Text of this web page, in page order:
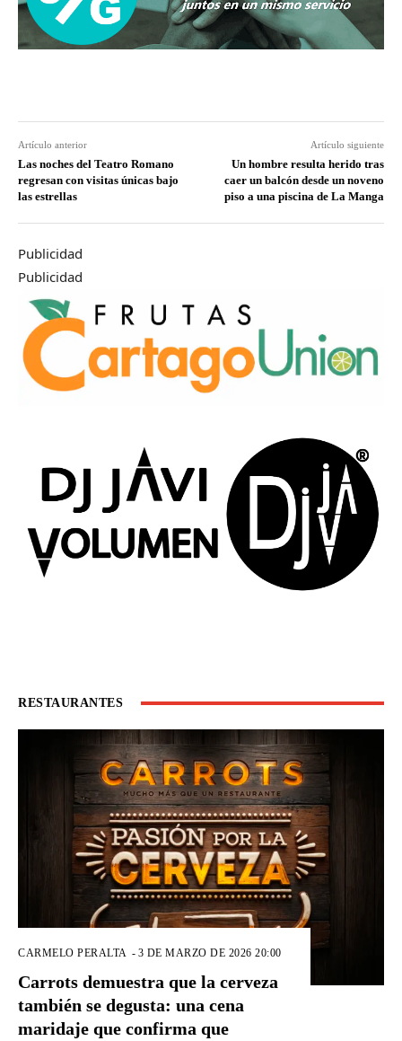
Artículo anterior
Las noches del Teatro Romano
regresan con visitas únicas bajo
las estrellas
Artículo siguiente
Un hombre resulta herido tras
caer un balcón desde un noveno
piso a una piscina de La Manga
Publicidad
Publicidad
RESTAURANTES
CARMELO PERALTA - 3 DE MARZO DE 2026 20:00
Carrots demuestra que la cerveza
también se degusta: una cena
maridaje que confirma que